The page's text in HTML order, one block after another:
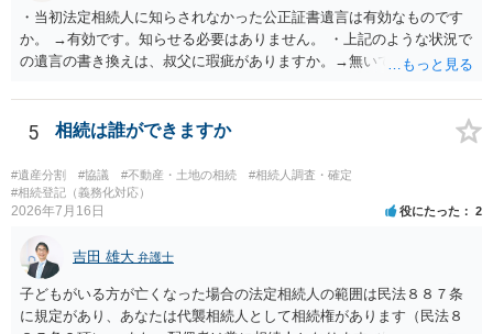
・当初法定相続人に知らされなかった公正証書遺言は有効なものです
か。 →有効です。知らせる必要はありません。 ・上記のような状況で
の遺言の書き換えは、叔父に瑕疵がありますか。→無いです。 ・分割
ますか。 →本人が自由に決められますので、どこが妥当とは言えない
です。客観的な基準もありません。 ・できれば穏やかに、分割を拒否
することはできますか。 →分割を拒否するということは、遺産はいら
ないということでしょうか。遺言で、受取を指定されててもいらない
と拒否することはできます。理由を説明する必要はありません。
5 相続は誰ができますか
#遺産分割 #協議 #不動産・土地の相続
#相続人調査・確定
#相続登記（義務化対応）
2026年7月16日 役にたった 2
吉田 雄大 弁護士
子どもがいる方が亡くなった場合の法定相続人の範囲は民法８８７条
に規定があり、あなたは代襲相続人として相続権があります（民法８